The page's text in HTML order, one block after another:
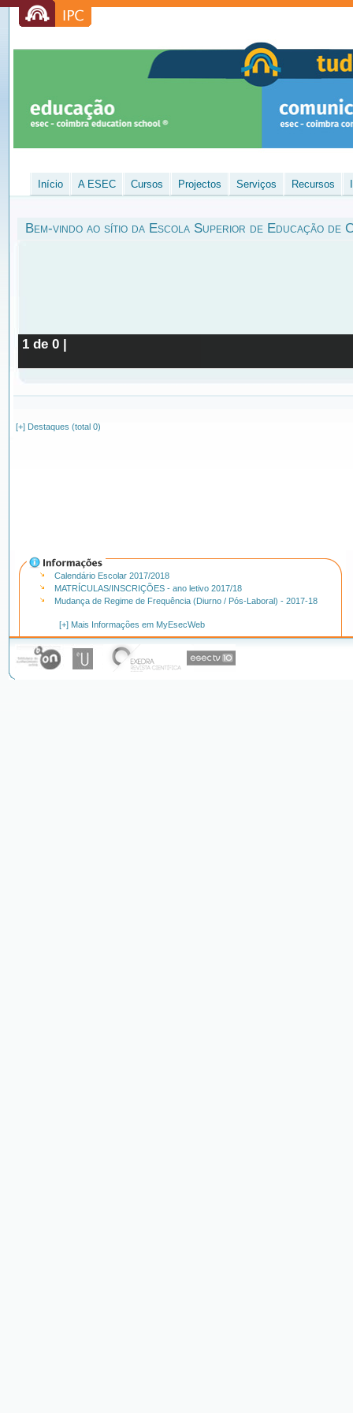
Início A ESEC Cursos Projectos Serviços Recursos
Bem-vindo ao sítio da Escola Superior de Educação de
1 de 0 |
[+] Destaques (total 0)
Calendário Escolar 2017/2018
MATRÍCULAS/INSCRIÇÕES - ano letivo 2017/18
Mudança de Regime de Frequência (Diurno / Pós-Laboral) - 2017-18
[+] Mais Informações em MyEsecWeb